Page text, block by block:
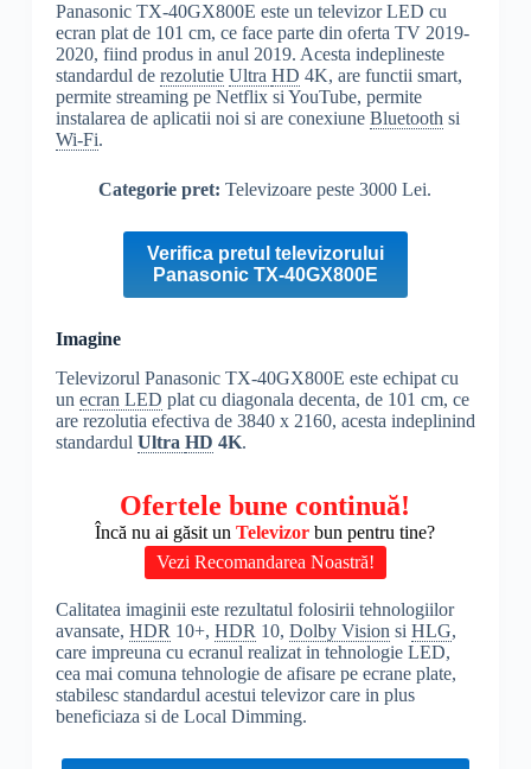
Panasonic TX-40GX800E este un televizor LED cu
ecran plat de 101 cm, ce face parte din oferta TV 2019-
2020, fiind produs in anul 2019. Acesta indeplineste
standardul de rezolutie Ultra HD 4K, are functii smart,
permite streaming pe Netflix si YouTube, permite
instalarea de aplicatii noi si are conexiune Bluetooth si
Wi-Fi.
Categorie pret:Televizoare peste 3000 Lei.
Verifica pretul televizorului
Panasonic TX-40GX800E
Imagine
Televizorul Panasonic TX-40GX800E este echipat cu
un ecran LED plat cu diagonala decenta, de 101 cm, ce
are rezolutia efectiva de 3840 x 2160, acesta indeplinind
standardul Ultra HD 4K.
Ofertele bune continuă!
Încă nu ai găsit unTelevizorbun pentru tine?
Vezi Recomandarea Noastră!
Calitatea imaginii este rezultatul folosirii tehnologiilor
avansate, HDR 10+, HDR 10, Dolby Vision si HLG,
care impreuna cu ecranul realizat in tehnologie LED,
cea mai comuna tehnologie de afisare pe ecrane plate,
stabilesc standardul acestui televizor care in plus
beneficiaza si de Local Dimming.